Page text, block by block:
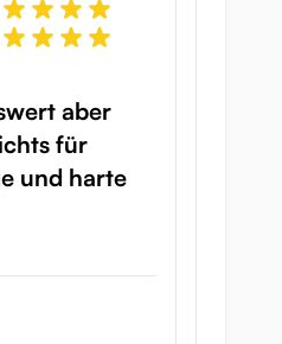
aber
für
und harte